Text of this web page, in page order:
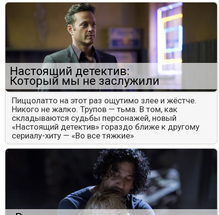
Настоящий детектив:
Который мы не заслужили
Пиццолатто на этот раз ощутимо злее и жёстче.
Никого не жалко. Трупов — тьма. В том, как
складываются судьбы персонажей, новый
«Настоящий детектив» гораздо ближе к другому
сериалу-хиту — «Во все тяжкие»